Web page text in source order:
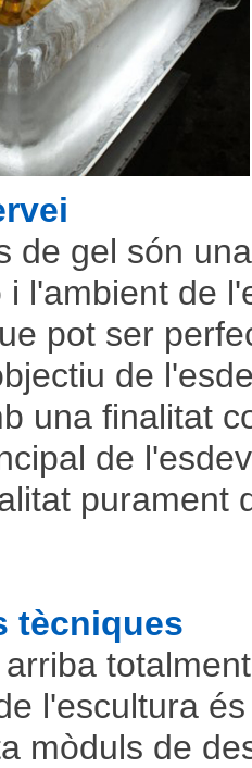
de gel són
i l'ambient de
pot ser
de
una finalitat
de
purament
tècniques
l'escultura
mòduls de